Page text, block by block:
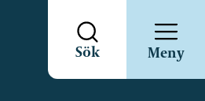
Sök Meny